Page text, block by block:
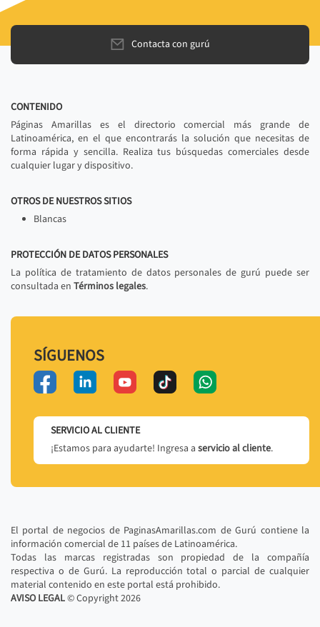
Contacta con gurú
CONTENIDO
Páginas Amarillas es el directorio comercial más grande de
Latinoamérica, en el que encontrarás la solución que necesitas de
forma rápida y sencilla. Realiza tus búsquedas comerciales desde
cualquier lugar y dispositivo.
OTROS DE NUESTROS SITIOS
Blancas
PROTECCIÓN DE DATOS PERSONALES
La política de tratamiento de datos personales de gurú puede ser
consultada en Términos legales.
SÍGUENOS
SERVICIO AL CLIENTE
¡Estamos para ayudarte! Ingresa a servicio al cliente.
El portal de negocios de PaginasAmarillas.com de Gurú contiene la
información comercial de 11 países de Latinoamérica.
Todas las marcas registradas son propiedad de la compañía
respectiva o de Gurú. La reproducción total o parcial de cualquier
material contenido en este portal está prohibido.
AVISO LEGAL© Copyright2026